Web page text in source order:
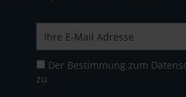
Der Bestimmung zum
zu